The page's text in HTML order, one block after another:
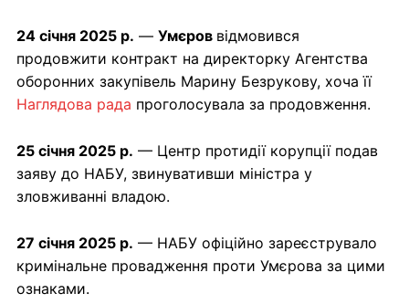
24 січня 2025 р. — Умєров відмовився
продовжити контракт на директорку Агентства
оборонних закупівель Марину Безрукову, хоча її
Наглядова рада проголосувала за продовження.
25 січня 2025 р. — Центр протидії корупції подав
заяву до НАБУ, звинувативши міністра у
зловживанні владою.
27 січня 2025 р. — НАБУ офіційно зареєструвало
кримінальне провадження проти Умєрова за цими
ознаками.